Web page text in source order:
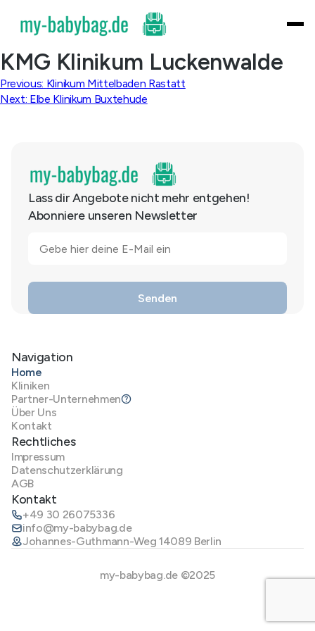
content
KMG Klinikum Luckenwalde
Beitragsnavigation
Previous: Klinikum Mittelbaden Rastatt
Next: Elbe Klinikum Buxtehude
Lass dir Angebote nicht mehr entgehen!
Abonniere unseren Newsletter
Navigation
Home
Kliniken
Partner-Unternehmen
Über Uns
Kontakt
Rechtliches
Impressum
Datenschutzerklärung
AGB
Kontakt
+49 30 26075336
info@my-babybag.de
Johannes-Guthmann-Weg 14089 Berlin
my-babybag.de ©2025